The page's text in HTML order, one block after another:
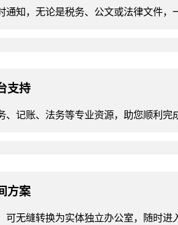
通知，无论是税务、公文或法律文件，
支持
、记账、法务等专业资源，助您顺利完
方案
可无缝转换为实体独立办公室，随时进